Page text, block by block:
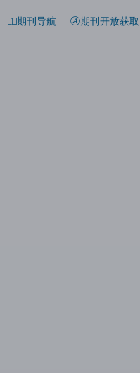
期刊导航 期刊开放获取